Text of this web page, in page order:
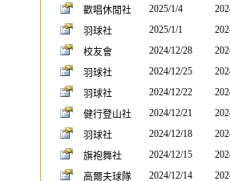
歡唱休閒社 2025/1/4
羽球社
2025/1/1
校友會
2024/12/28
羽球社
2024/12/25
羽球社
2024/12/22
健行登山社
2024/12/21
羽球社
2024/12/18
旗袍舞社
2024/12/15
高爾夫球隊
2024/12/14